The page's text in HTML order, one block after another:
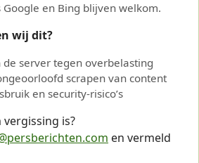
Google en Bing blijven welkom.
wij dit?
de server tegen overbelasting
scrapen van content
en security-risico’s
is?
en vermeld